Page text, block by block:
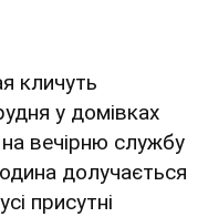
кличуть
у домівках
вечірню службу
долучається
присутні